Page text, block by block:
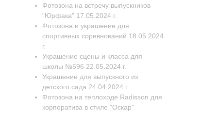
Фотозона на встречу выпускников
"Юрфака" 17.05.2024 г.
Фотозона и украшение для
спортивных соревнований 18.05.2024
г.
Украшение сцены и класса для
школы №596 22.05.2024 г.
Украшение для выпускного из
детского сада 24.04.2024 г.
Фотозона на теплоходе Radisson для
корпоратива в стиле "Оскар"